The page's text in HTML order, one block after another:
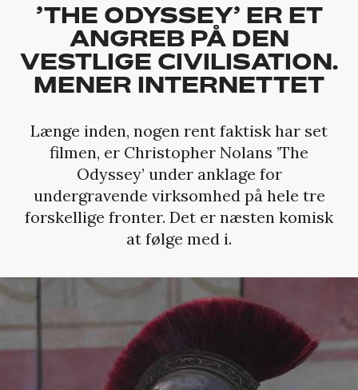
’THE ODYSSEY’ ER ET
ANGREB PÅ DEN
VESTLIGE CIVILISATION.
MENER INTERNETTET
Længe inden, nogen rent faktisk har set
filmen, er Christopher Nolans ’The
Odyssey’ under anklage for
undergravende virksomhed på hele tre
forskellige fronter. Det er næsten komisk
at følge med i.